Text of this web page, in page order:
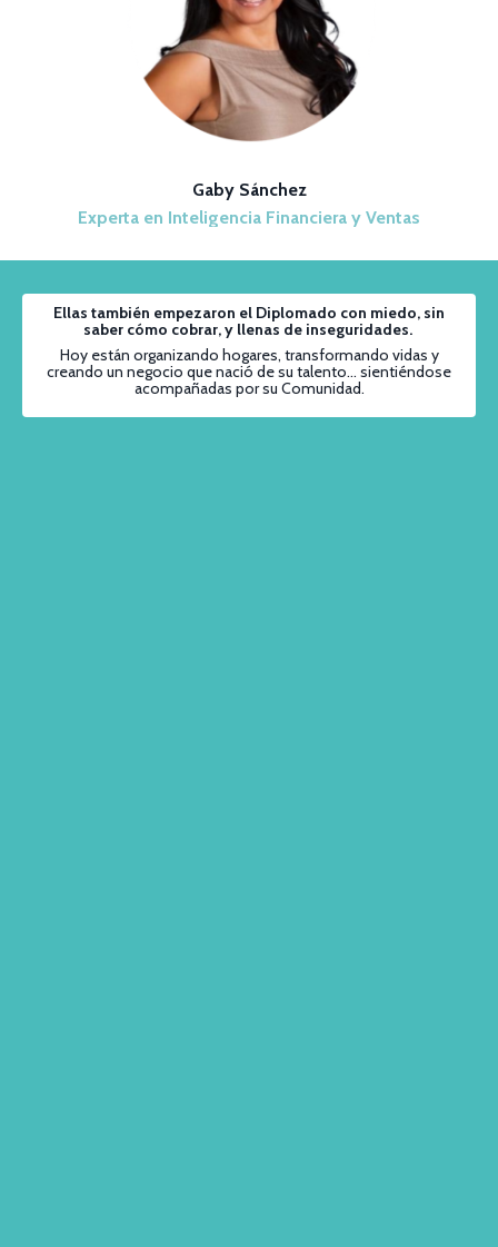
Gaby Sánchez
Experta en Inteligencia Financiera y Ventas
Ellas también empezaron el Diplomado con miedo, sin
saber cómo cobrar, y llenas de inseguridades.
Hoy están organizando hogares, transformando vidas y
creando un negocio que nació de su talento... sientiéndose
acompañadas por su Comunidad.